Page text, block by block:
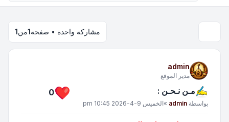
مشاركة واحدة • صفحة1من1
admin
مدير الموقع
مـن نـحـن :
مشاركة
بواسطة admin
»الخميس 9-4-2026 10:45 pm
0